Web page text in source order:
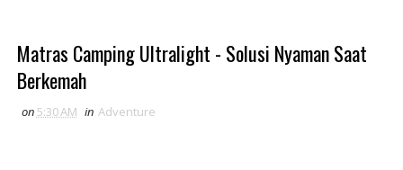
Matras Camping Ultralight - Solusi Nyaman Saat
Berkemah
on 5:30 AM in Adventure